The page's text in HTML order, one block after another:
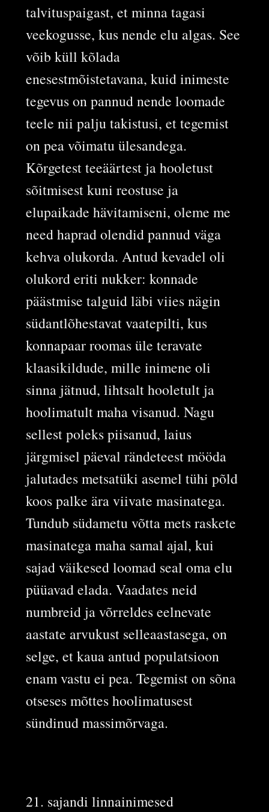
talvituspaigast, et minna tagasi
veekogusse, kus nende elu algas. See
võib küll kõlada
enesestmõistetavana, kuid inimeste
tegevus on pannud nende loomade
teele nii palju takistusi, et tegemist
on pea võimatu ülesandega.
Kõrgetest teeäärtest ja hooletust
sõitmisest kuni reostuse ja
elupaikade hävitamiseni, oleme me
need haprad olendid pannud väga
kehva olukorda. Antud kevadel oli
olukord eriti nukker: konnade
päästmise talguid läbi viies nägin
südantlõhestavat vaatepilti, kus
konnapaar roomas üle teravate
klaasikildude, mille inimene oli
sinna jätnud, lihtsalt hooletult ja
hoolimatult maha visanud. Nagu
sellest poleks piisanud, laius
järgmisel päeval rändeteest mööda
jalutades metsatüki asemel tühi põld
koos palke ära viivate masinatega.
Tundub südametu võtta mets raskete
masinatega maha samal ajal, kui
sajad väikesed loomad seal oma elu
püüavad elada. Vaadates neid
numbreid ja võrreldes eelnevate
aastate arvukust selleaastasega, on
selge, et kaua antud populatsioon
enam vastu ei pea. Tegemist on sõna
otseses mõttes hoolimatusest
sündinud massimõrvaga.
21. sajandi linnainimesed